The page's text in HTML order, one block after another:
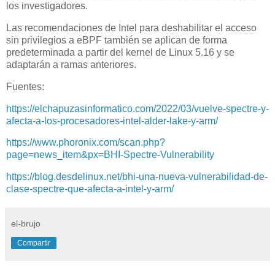
los investigadores.
Las recomendaciones de Intel para deshabilitar el acceso
sin privilegios a eBPF también se aplican de forma
predeterminada a partir del kernel de Linux 5.16 y se
adaptarán a ramas anteriores.
Fuentes:
https://elchapuzasinformatico.com/2022/03/vuelve-spectre-y-
afecta-a-los-procesadores-intel-alder-lake-y-arm/
https://www.phoronix.com/scan.php?
page=news_item&px=BHI-Spectre-Vulnerability
https://blog.desdelinux.net/bhi-una-nueva-vulnerabilidad-de-
clase-spectre-que-afecta-a-intel-y-arm/
el-brujo
Compartir